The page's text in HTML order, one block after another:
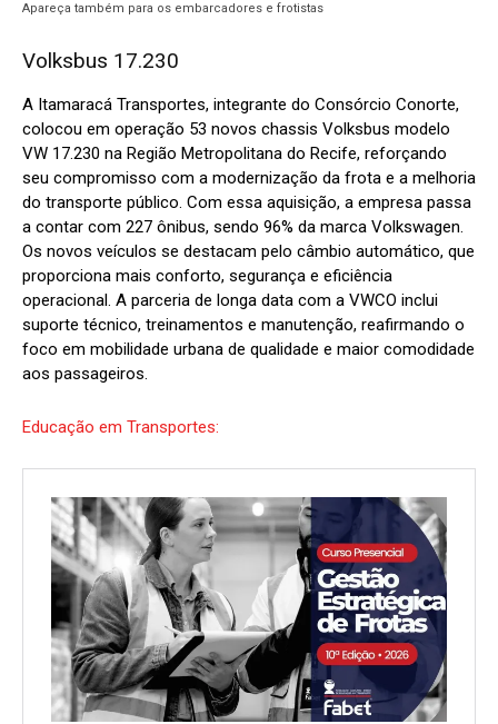
Apareça também para os embarcadores e frotistas
Volksbus 17.230
A Itamaracá Transportes, integrante do Consórcio Conorte,
colocou em operação 53 novos chassis Volksbus modelo
VW 17.230 na Região Metropolitana do Recife, reforçando
seu compromisso com a modernização da frota e a melhoria
do transporte público. Com essa aquisição, a empresa passa
a contar com 227 ônibus, sendo 96% da marca Volkswagen.
Os novos veículos se destacam pelo câmbio automático, que
proporciona mais conforto, segurança e eficiência
operacional. A parceria de longa data com a VWCO inclui
suporte técnico, treinamentos e manutenção, reafirmando o
foco em mobilidade urbana de qualidade e maior comodidade
aos passageiros.
Educação em Transportes: